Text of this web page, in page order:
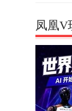
凤凰V